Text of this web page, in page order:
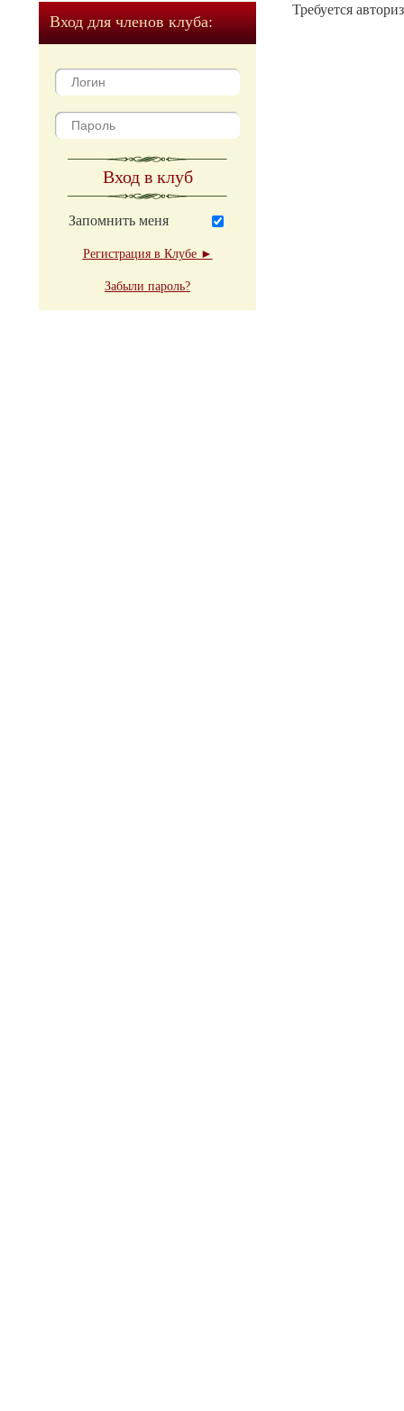
Вход для членов клуба:
Вход в клуб
Запомнить меня
Регистрация в Клубе ►
Забыли пароль?
Требуется